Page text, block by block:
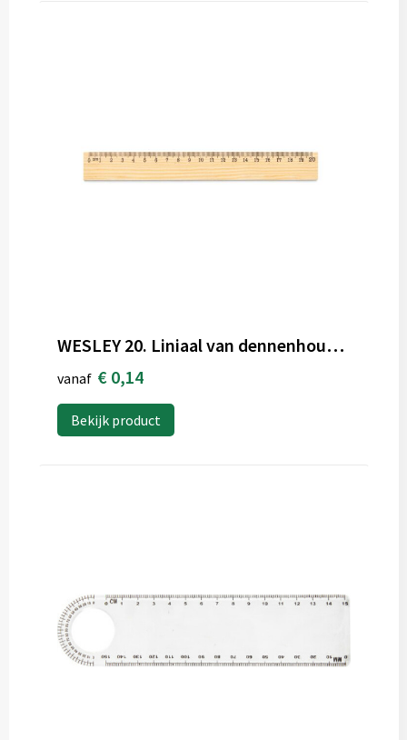
WESLEY 20. Liniaal van dennenhout met schaal van 20 cm
vanaf € 0,14
Bekijk product